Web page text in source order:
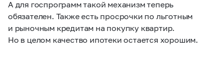
А для госпрограмм такой механизм теперь
обязателен. Также есть просрочки по льготным
и рыночным кредитам на покупку квартир.
Но в целом качество ипотеки остается хорошим.